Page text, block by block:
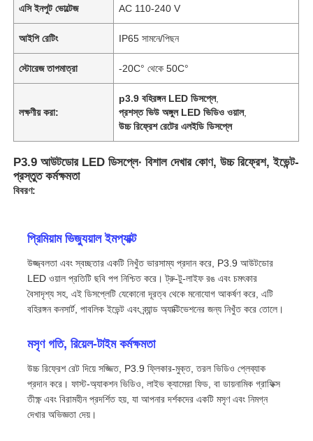
এসি ইনপুট ভোল্টেজ AC 110-240 V
আইপি রেটিং IP65 সামনে/পিছন
স্টোরেজ তাপমাত্রা -20C° থেকে 50C°
লক্ষণীয় করা:
p3.9 বহিরঙ্গন LED ডিসপ্লে,
প্রশস্ত ভিউ অঙ্গুল LED ভিডিও ওয়াল,
উচ্চ রিফ্রেশ রেটের এলইডি ডিসপ্লে
P3.9 আউটডোর LED ডিসপ্লে∙ বিশাল দেখার কোণ, উচ্চ রিফ্রেশ, ইভেন্ট-
প্রস্তুত কর্মক্ষমতা
বিবরণ:
প্রিমিয়াম ভিজ্যুয়াল ইমপ্যাক্ট
উজ্জ্বলতা এবং স্বচ্ছতার একটি নিখুঁত ভারসাম্য প্রদান করে, P3.9 আউটডোর
LED ওয়াল প্রতিটি ছবি পপ নিশ্চিত করে। ট্রু-টু-লাইফ রঙ এবং চমৎকার
বৈসাদৃশ্য সহ, এই ডিসপ্লেটি যেকোনো দূরত্ব থেকে মনোযোগ আকর্ষণ করে, এটি
বহিরঙ্গন কনসার্ট, পাবলিক ইভেন্ট এবং ব্র্যান্ড অ্যাক্টিভেশনের জন্য নিখুঁত করে তোলে।
মসৃণ গতি, রিয়েল-টাইম কর্মক্ষমতা
উচ্চ রিফ্রেশ রেট দিয়ে সজ্জিত, P3.9 ফ্লিকার-মুক্ত, তরল ভিডিও প্লেব্যাক
প্রদান করে। ফাস্ট-অ্যাকশন ভিডিও, লাইভ ক্যামেরা ফিড, বা ডায়নামিক গ্রাফিক্স
তীক্ষ্ণ এবং বিরামহীন প্রদর্শিত হয়, যা আপনার দর্শকদের একটি মসৃণ এবং নিমগ্ন
দেখার অভিজ্ঞতা দেয়।